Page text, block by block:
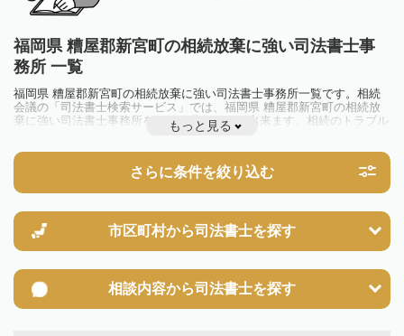
福岡県 糟屋郡新宮町の相続放棄に強い司法書士事
務所 一覧
福岡県 糟屋郡新宮町の相続放棄に強い司法書士事務所一覧です。相続
会議の「司法書士検索サービス」では、福岡県 糟屋郡新宮町の相続放
棄に強い司法書士事務所を一覧で見ることが出来ます。相続のトラブル
やお悩みを抱えている方は一度近隣の司法書士に相談してみましょう。
もっと見る
さらに条件を絞り込む
市区町村から司法書士を探す
相談内容から司法書士を探す